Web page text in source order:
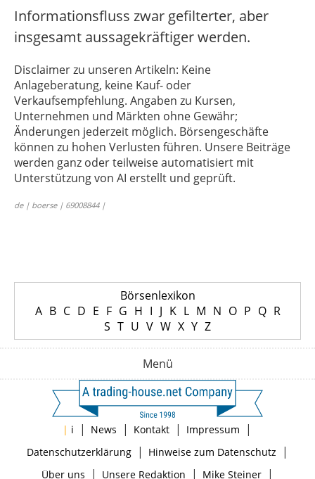
Informationsfluss zwar gefilterter, aber
insgesamt aussagekräftiger werden.
Disclaimer zu unseren Artikeln: Keine
Anlageberatung, keine Kauf- oder
Verkaufsempfehlung. Angaben zu Kursen,
Unternehmen und Märkten ohne Gewähr;
Änderungen jederzeit möglich. Börsengeschäfte
können zu hohen Verlusten führen. Unsere Beiträge
werden ganz oder teilweise automatisiert mit
Unterstützung von AI erstellt und geprüft.
de | boerse | 69008844 |
Börsenlexikon
A B C D E F G H I J K L M N O P Q R
S T U V W X Y Z
Menü
| i | News | Kontakt | Impressum |
Datenschutzerklärung| Hinweise zum Datenschutz |
Über uns | Unsere Redaktion | Mike Steiner|